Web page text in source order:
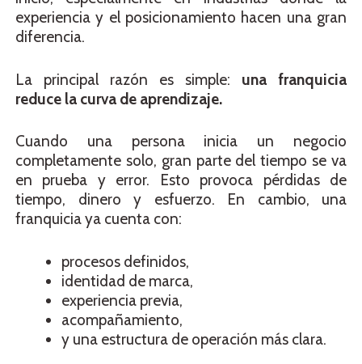
experiencia y el posicionamiento hacen una gran
diferencia.
La principal razón es simple: una franquicia
reduce la curva de aprendizaje.
Cuando una persona inicia un negocio
completamente solo, gran parte del tiempo se va
en prueba y error. Esto provoca pérdidas de
tiempo, dinero y esfuerzo. En cambio, una
franquicia ya cuenta con:
procesos definidos,
identidad de marca,
experiencia previa,
acompañamiento,
y una estructura de operación más clara.